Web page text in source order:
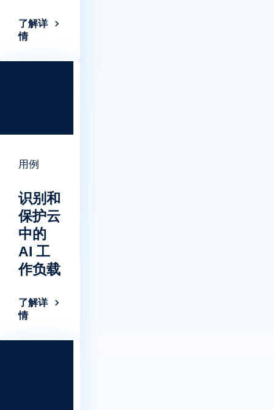
了解详
情
用例
识别和
保护云
中的
AI 工
作负载
了解详
情